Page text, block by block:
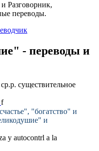
Разговорник,
переводы.
- переводы и
ср.р. существительное
f
"богатство" и
" и
y autocontrl a la